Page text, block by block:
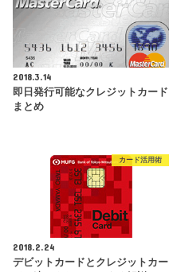
2018.3.14
即日発行可能なクレジットカード
まとめ
カード活用術
2018.2.24
デビットカードとクレジットカー